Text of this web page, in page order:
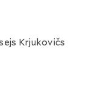
Krjukovičs